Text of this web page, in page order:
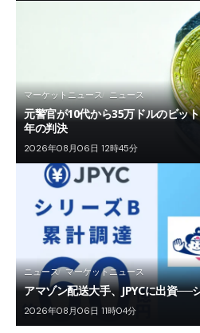
マーケットニュース ニュース
元警官が10代から35万ドルのビッ
年の判決
2026年08月06日 12時45分
ニュース マーケットニュース
アマゾン配送大手、JPYCに出資──
2026年08月06日 11時04分